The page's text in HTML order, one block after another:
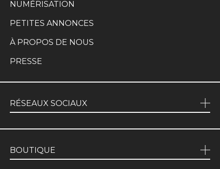
NUMÉRISATION
PETITES ANNONCES
À PROPOS DE NOUS
PRESSE
RÉSEAUX SOCIAUX
BOUTIQUE